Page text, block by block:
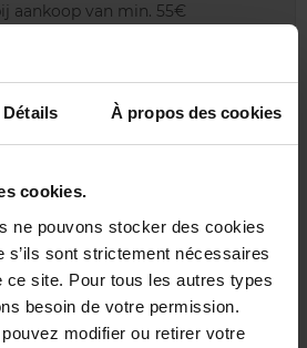
Détails À propos des cookies
cookies.
ne pouvons stocker des cookies
s’ils sont strictement nécessaires
ce site. Pour tous les autres types
besoin de votre permission.
modifier ou retirer votre
aankoop van min. 55€
winkelpunt